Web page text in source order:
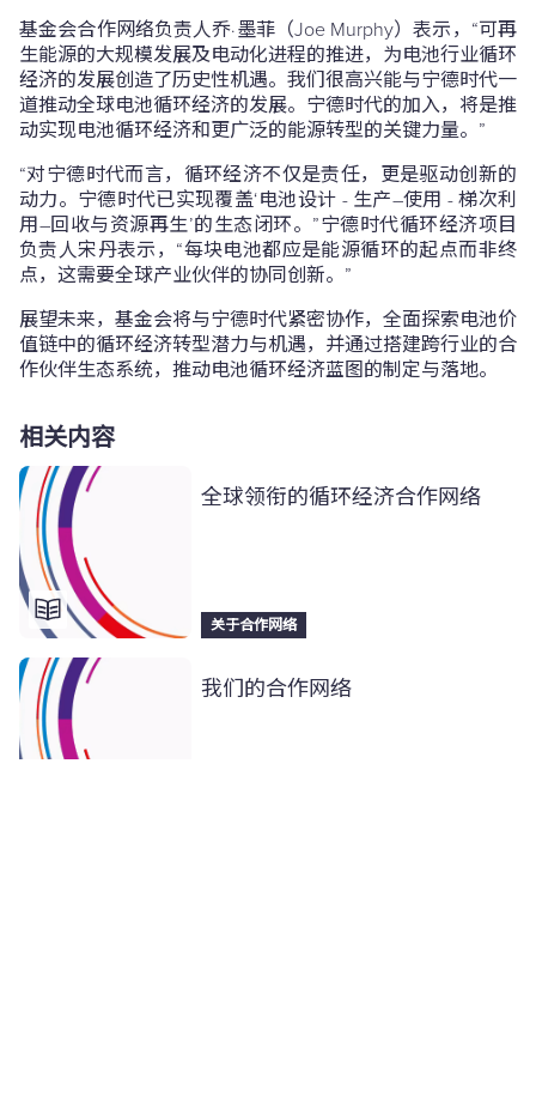
基金会合作网络负责人乔·墨菲（Joe Murphy）表示，“可再
生能源的大规模发展及电动化进程的推进，为电池行业循环
经济的发展创造了历史性机遇。我们很高兴能与宁德时代一
道推动全球电池循环经济的发展。宁德时代的加入，将是推
动实现电池循环经济和更广泛的能源转型的关键力量。”
“对宁德时代而言，循环经济不仅是责任，更是驱动创新的
动力。宁德时代已实现覆盖‘电池设计 - 生产–使用 - 梯次利
用–回收与资源再生’的生态闭环。”宁德时代循环经济项目
负责人宋丹表示，“每块电池都应是能源循环的起点而非终
点，这需要全球产业伙伴的协同创新。”
展望未来，基金会将与宁德时代紧密协作，全面探索电池价
值链中的循环经济转型潜力与机遇，并通过搭建跨行业的合
作伙伴生态系统，推动电池循环经济蓝图的制定与落地。
相关内容
关于合作网络
全球领衔的循环经济合作网络
我们的合作网络